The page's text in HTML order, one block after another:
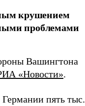
крушением
проблемами
Вашингтона
«Новости».
пять тыс.